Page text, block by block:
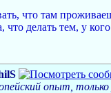
что там
что делать тем, у
опыт,